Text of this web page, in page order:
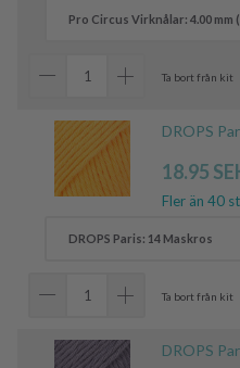
Ta bort från kit
DROPS
18.95
Fler än 40
Ta bort från kit
DROPS